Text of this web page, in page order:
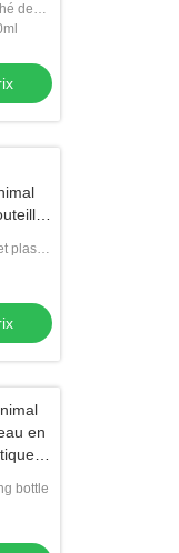
de
plastic
en
bottle